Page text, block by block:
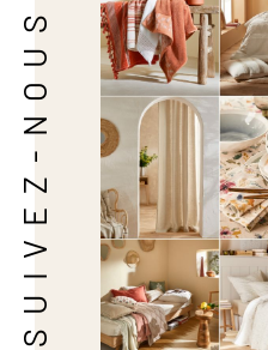
SUIVEZ-NOUS